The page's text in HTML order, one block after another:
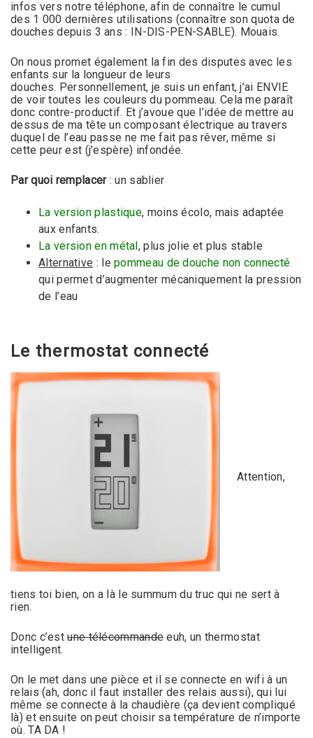
infos vers notre téléphone, afin de connaître le cumul
des 1 000 dernières utilisations (connaître son quota de
douches depuis 3 ans : IN-DIS-PEN-SABLE). Mouais.
On nous promet également la fin des disputes avec les
enfants sur la longueur de leurs
douches. Personnellement, je suis un enfant, j’ai ENVIE
de voir toutes les couleurs du pommeau. Cela me paraît
donc contre-productif. Et j’avoue que l’idée de mettre au
dessus de ma tête un composant électrique au travers
duquel de l’eau passe ne me fait pas rêver, même si
cette peur est (j’espère) infondée.
Par quoi remplacer: un sablier
La version plastique, moins écolo, mais adaptée
aux enfants.
La version en métal, plus jolie et plus stable
Alternative : lepommeau de douche non connecté
qui permet d’augmenter mécaniquement la pression
de l’eau
Le thermostat connecté
Attention,
tiens toi bien, on a là le summum du truc qui ne sert à
rien.
Donc c’estune télécommandeeuh, un thermostat
intelligent.
On le met dans une pièce et il se connecte en wifi à un
relais (ah, donc il faut installer des relais aussi), qui lui
même se connecte à la chaudière (ça devient compliqué
là) et ensuite on peut choisir sa température de n’importe
où. TA DA !